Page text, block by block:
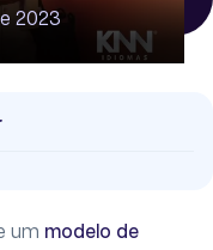
2023
um modelo de